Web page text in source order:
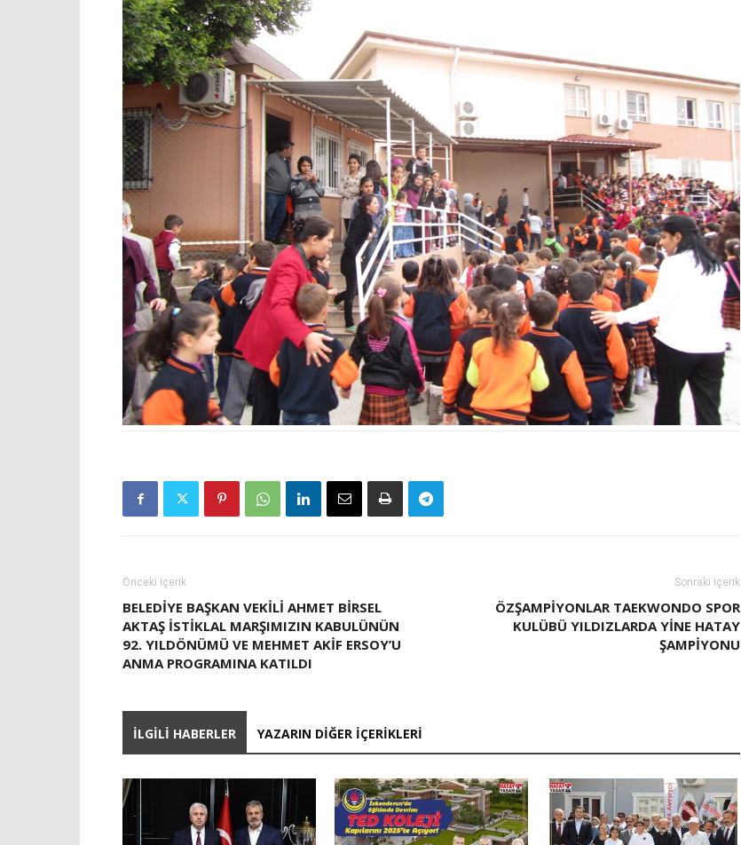
Önceki İçerik
BELEDIYE BAŞKAN VEKILI AHMET BIRSEL
AKTAŞ İSTIKLAL MARŞIMIZIN KABULÜNÜN
92. YILDÖNÜMÜ VE MEHMET AKIF ERSOY’U
ANMA PROGRAMINA KATILDI
Sonraki İçerik
ÖZŞAMPIYONLAR TAEKWONDO SPOR
KULÜBÜ YILDIZLARDA YINE HATAY
ŞAMPIYONU
İLGILI HABERLER YAZARIN DIĞER İÇERIKLERI